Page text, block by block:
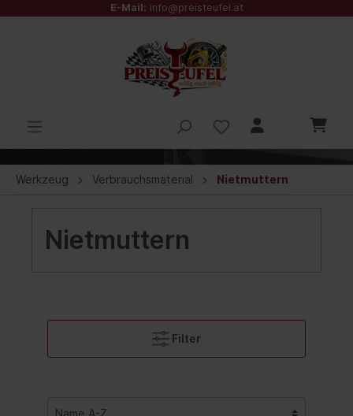
E-Mail: info@preisteufel.at
Werkzeug Verbrauchsmaterial Nietmuttern
Nietmuttern
Filter